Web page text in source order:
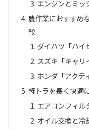
エンジンとミッ
農作業におすすめ
較
ダイハツ「ハイ
スズキ「キャリ
ホンダ「アクテ
軽トラを長く快適
エアコンフィル
オイル交換と冷